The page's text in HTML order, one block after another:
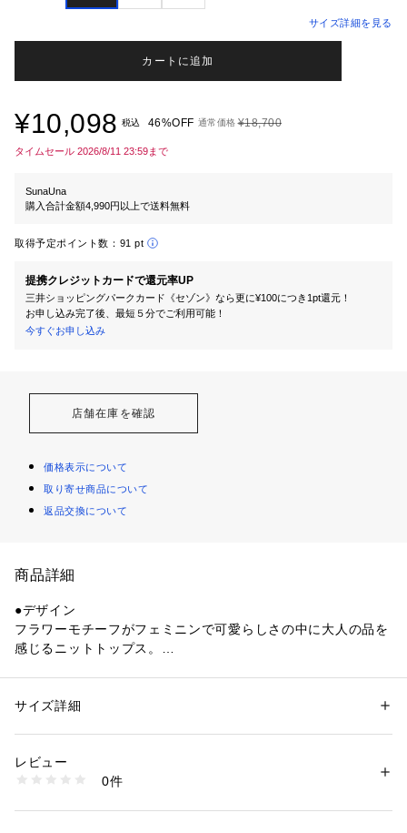
サイズ詳細を見る
カートに追加
¥10,098 税込 46%OFF 通常価格 ¥18,700
タイムセール 2026/8/11 23:59まで
SunaUna
購入合計金額4,990円以上で送料無料
取得予定ポイント数： 91 pt
提携クレジットカードで還元率UP
三井ショッピングパークカード《セゾン》なら更に¥100につき1pt還元！
お申し込み完了後、最短５分でご利用可能！
今すぐお申し込み
店舗在庫を確認
価格表示について
取り寄せ商品について
返品交換について
商品詳細
●デザイン
フラワーモチーフがフェミニンで可愛らしさの中に大人の品を
感じるニットトップス。
小花と葉は本体に刺繍で表現して奥行きを持たせ、散りばめた
七分袖のパフスリーブが程よいボリュームを生み、甘さを抑え
たすっきりとした印象に。
性別：レディース
素材：本体: レーヨン65％ ナイロン35％ モチーフ部分: ポリエステル10
生産国：中国製
1602900003213
サイズ詳細
レビュー
0件